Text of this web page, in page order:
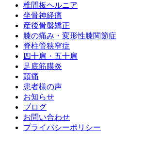
椎間板ヘルニア
坐骨神経痛
産後骨盤矯正
膝の痛み・変形性膝関節症
脊柱管狭窄症
四十肩・五十肩
足底筋膜炎
頭痛
患者様の声
お知らせ
ブログ
お問い合わせ
プライバシーポリシー